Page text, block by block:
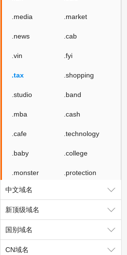
.media .market
.news .cab
.vin .fyi
.tax .shopping
.studio .band
.mba .cash
.cafe .technology
.baby .college
.monster .protection
.rent
.storage
.luxe
.cyou
中文域名
新顶级域名
国别域名
CN域名